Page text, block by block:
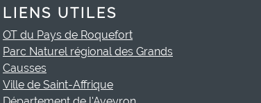
LIENS UTILES
OT du Pays de Roquefort
Parc Naturel régional des Grands
Causses
Ville de Saint-Affrique